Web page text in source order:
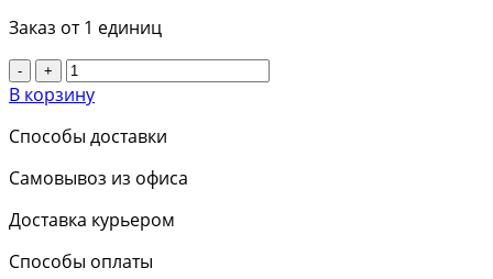
Заказ от 1 единиц
- +
В корзину
Способы доставки
Самовывоз из офиса
Доставка курьером
Способы оплаты